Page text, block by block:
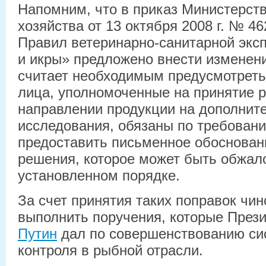
Напомним, что в приказ
хозяйства от 13 октября 2008 г. №
Правил ветеринарно-санитарной
и икры» предложено внести
считает необходимым
лица, уполномоченные на принятие
направлении продукции на
исследования, обязаны по
предоставить письменное
решения, которое может быть
установленном порядке.
За счет принятия таких поправок
выполнить поручения, которые
Путин дал по совершенствованию
контроля в рыбной отрасли.